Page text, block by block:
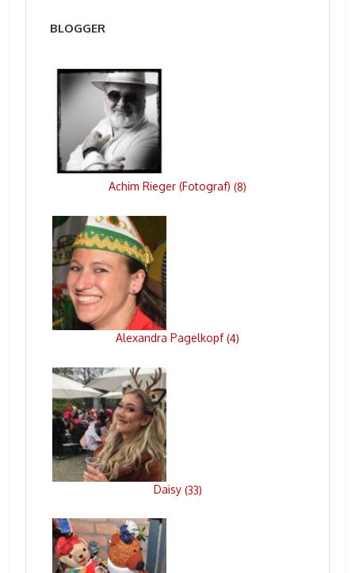
BLOGGER
Achim Rieger (Fotograf) (8)
Alexandra Pagelkopf(4)
Daisy (33)